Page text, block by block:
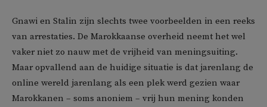
Gnawi en Stalin zijn slechts twee voorbeelden in een reeks
van arrestaties. De Marokkaanse overheid neemt het wel
vaker niet zo nauw met de vrijheid van meningsuiting.
Maar opvallend aan de huidige situatie is dat jarenlang de
online wereld jarenlang als een plek werd gezien waar
Marokkanen – soms anoniem – vrij hun mening konden